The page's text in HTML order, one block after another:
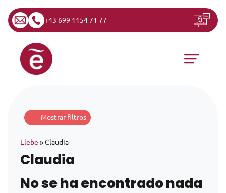
+43 699 1154 71 77
Saltar al contenido
Navegación principal
Mostrar filtros
Elebe »Claudia
Claudia
No se ha encontrado nada